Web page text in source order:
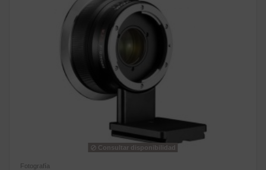
Consultar disponibilidad
Fotografía